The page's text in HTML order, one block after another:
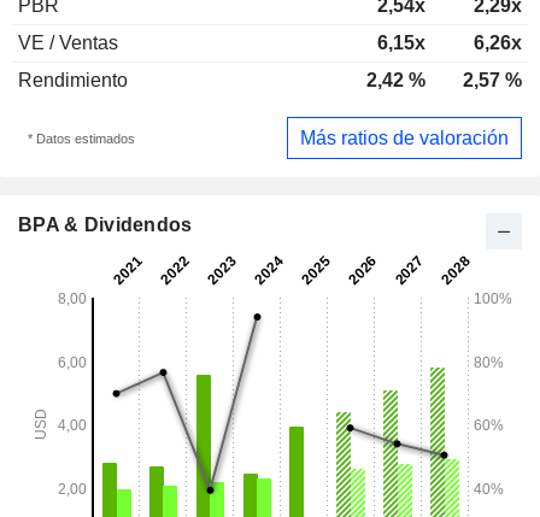
PBR 2,54x
2,29x
VE / Ventas
6,15x
6,26x
Rendimiento
2,42 % 2,57 %
* Datos estimados Más ratios de valoración
BPA & Dividendos